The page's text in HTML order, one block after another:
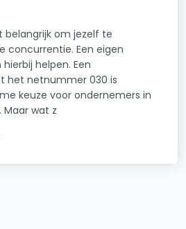
belangrijk om jezelf te
concurrentie. Een eigen
helpen. Een
het netnummer 030 is
keuze voor ondernemers in
wat z